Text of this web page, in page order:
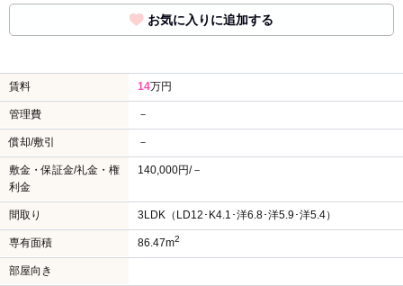
お気に入りに追加する
賃料 14万円
管理費 －
償却/敷引 －
敷金・保証金/礼金・権
利金
140,000円/－
間取り 3LDK（LD12･K4.1･洋6.8･洋5.9･洋5.4）
専有面積 86.47m2
部屋向き